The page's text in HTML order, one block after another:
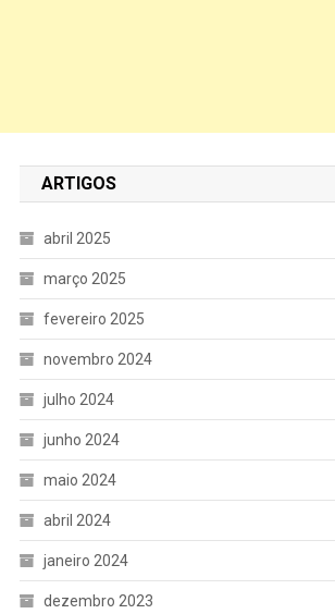
ARTIGOS
abril 2025
março 2025
fevereiro 2025
novembro 2024
julho 2024
junho 2024
maio 2024
abril 2024
janeiro 2024
dezembro 2023